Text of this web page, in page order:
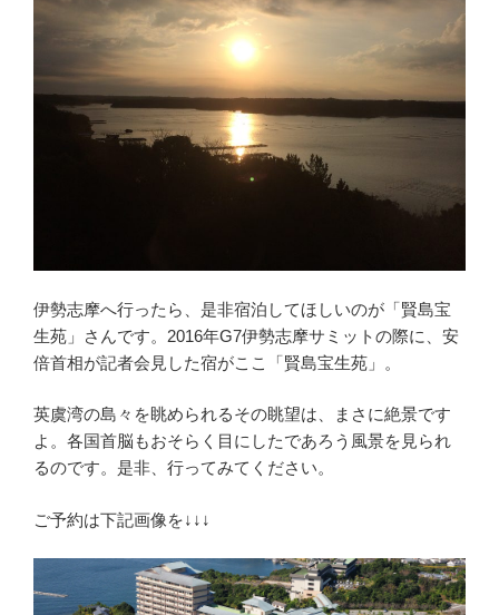
伊勢志摩へ行ったら、是非宿泊してほしいのが「賢島宝
生苑」さんです。2016年G7伊勢志摩サミットの際に、安
倍首相が記者会見した宿がここ「賢島宝生苑」。
英虞湾の島々を眺められるその眺望は、まさに絶景です
よ。各国首脳もおそらく目にしたであろう風景を見られ
るのです。是非、行ってみてください。
ご予約は下記画像を↓↓↓